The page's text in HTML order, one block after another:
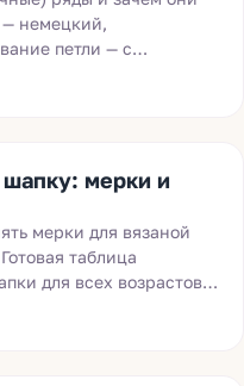
немецкий,
петли — с
какой выбрать.
шапку: мерки и
мерки для вязаной
таблица
для всех возрастов —